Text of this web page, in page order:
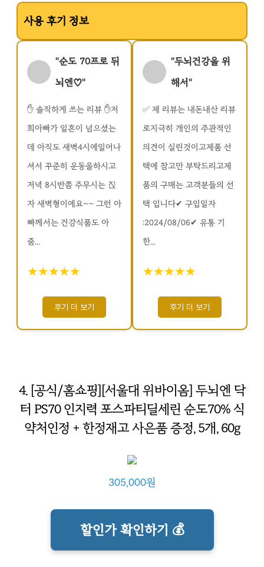
사용 후기 정보
"순도 70프로 뒤
뇌엔♡"
✋️ 솔직하게 쓰는 리뷰 ✋️저
희아빠가 일흔이 넘으셨는
데 아직도 새벽4시에일어나
셔서 꾸준히 운동을하시고
저녁 8시반쯤 주무시는 짅
자 새벽형이에요~~ 그런 아
빠께서는 건강식품도 아
줌...
★★★★★
후기 더 보기
"두뇌건강을 위
해서"
✅ 제 리뷰는 내돈내산 리뷰
로지극히 개인의 주관적인
의견이 실린것이고제품 선
택에 참고만 부탁드리고제
품의 구매는 고객분들의 선
택 입니다✔ 구입일자
:2024/08/06✔ 유통 기
한...
★★★★★
후기 더 보기
4. [공식/홈쇼핑][서울대 위바이옴] 두뇌엔 닥
터 PS70 인지력 포스파티딜세린 순도70% 식
약처인정 + 한정재고 사은품 증정, 5개, 60g
305,000원
할인가 확인하기 💰